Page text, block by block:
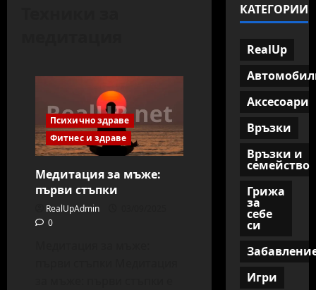
Психично здраве
Фитнес и здраве
Медитация за мъже:
първи стъпки
RealUpAdmin
0
КАТЕГОРИИ
RealUp
Аксесоари
Връзки
Връзки и
семейство
Грижа
за
себе
си
Игри